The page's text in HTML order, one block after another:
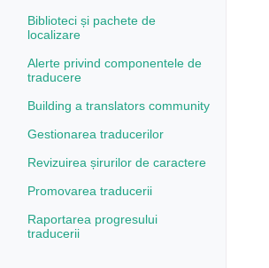
Biblioteci și pachete de
localizare
Alerte privind componentele de
traducere
Building a translators community
Gestionarea traducerilor
Revizuirea șirurilor de caractere
Promovarea traducerii
Raportarea progresului
traducerii